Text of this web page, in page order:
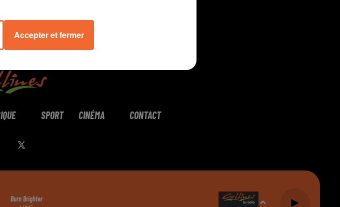
SPORT CINÉMA CONTACT
Burn Brighter
Accepter et fermer